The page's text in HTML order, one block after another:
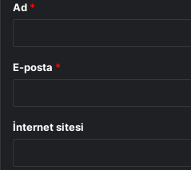
Ad *
E-posta *
İnternet sitesi